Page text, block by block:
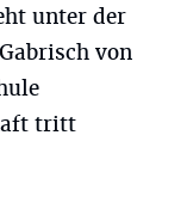
unter der
von
tritt